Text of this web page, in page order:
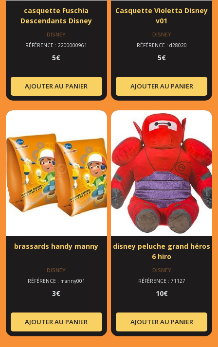
casquette Fuschia
Descendants Disney
DISNEY
RÉFÉRENCE : 2200000961
5€
AJOUTER AU PANIER
Casquette Violetta Disney
v01
DISNEY
RÉFÉRENCE : d28020
5€
AJOUTER AU PANIER
brassards handy manny
DISNEY
RÉFÉRENCE : manny001
3€
AJOUTER AU PANIER
disney peluche grand héros
6 hiro
DISNEY
RÉFÉRENCE : 71127
10€
AJOUTER AU PANIER